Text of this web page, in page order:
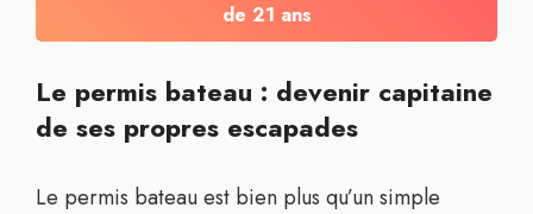
de 21 ans
Le permis bateau : devenir capitaine
de ses propres escapades
Le permis bateau est bien plus qu’un simple